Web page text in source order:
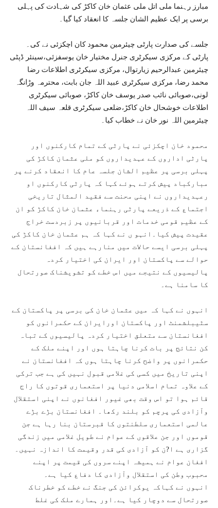
مبارز رہنما ملی اتل ملی عثمان خان کاکڑ کی شہادت کی پہلی
برسی پر ایک عظیم الشان جلسہ کا انعقاد کیا گیا۔
جلسے کی صدارت پارٹی چیئرمین محمود کان اچکزئی نے کی۔
پارٹی کے مرکزی سیکرٹری جنرل مختیار خان یوسفزئی،سینئر ڈپٹی
چیئرمین عبدالرحیم زیارتوال، مرکزی سیکرٹری اطلاعات رضا
محمد رضا، مرکزی سیکرٹری عبید اللہ جان بابت، محترمہ وڑانگہ
لونی،صوبائی نائب صدر یوسف خان کاکڑ، صوبائی سیکرٹری
اطلاعات خوشحال خان کاکڑ،ضلعی سیکرٹری قلعہ سیف اللہ
چیئرمین اللہ نور خان نے خطاب کیا۔
محمود خان اچکزئی نے پارٹی کے تمام کارکنوں اور
پارٹی اداروں کے عہدیداروں کو ملی عثمان کاکڑ کی
پہلی برسی پر عظیم الشان جلسہ عام کا انعقاد کرنے پر
مبارکباد پیش کرتے ہوئے کہا کہ پارٹی کارکنوں او
رعہدیداروں نے اپنی محنت سے فقید المثال تاریخی
اجتماع کے ذریعے پارٹی رہنماء عثمان خان کاکڑ کو ان
کے عظیم قومی خدمات اور قربانیوں پر زبردست خراج
عقیدت پیش کیا۔انہو ں نے کہا کہ ہم عثمان خان کاکڑ کی
پہلی برسی ایسے حالات میں منارہے ہیں کہ افغانستان کے
حوالے سے پاکستان اور ایران کی اختیار کردہ
پالیسیوں کے نتیجے میں اس خطے کو تشویشناک صورتحال
کا سامنا ہے۔
انہوں نے کہا کہ میں عثمان خان کی برسی پر پاکستان کے
سٹیبلشمنٹ اور پاکستان اورایران کے حکمرانوں کو
افغانستان سے متعلق اختیار کردہ پالیسیوں کے تباہ
کن نتائج پر بات کرنا چاہتا ہوں اور اپنے ملک کے
حکمرانوں پر واضح کرنا چاہتا ہوں کہ افغانستان نے
اپنی تاریخ میں کسی کی غلامی قبول نہیں کی ہے جب ترکی
کے علاوہ تمام اسلامی دنیا پر استعماری قوتوں کا راج
قائم ہوا تو اس وقت بھی غیور افغانوں نے اپنی استقلال
وآزادی کی پرچم کو بلند رکھا۔ افغانستان بڑے بڑے
عالمی استعماری سلطنتوں کا قبرستان بنا رہا ہے جن
قوموں اور جن علاقوں کے عوام نے طویل غلامی میں زندگی
گزاری ہے ا?ن کو آزادی کی قدر وقیمت کا اندازہ نہیں۔
افغان عوام نے ہمیشہ اپنے سروں کی قیمت پر اپنے
محبوب وطن کی استقلال وآزادی کا دفاع کیا ہے۔
انہوں نے کہاکہ یوکرائن کی جنگ نے خطے کو خطرناک
صورتحال سے دوچار کیا ہے۔اور ہمارے ملک کی غلط